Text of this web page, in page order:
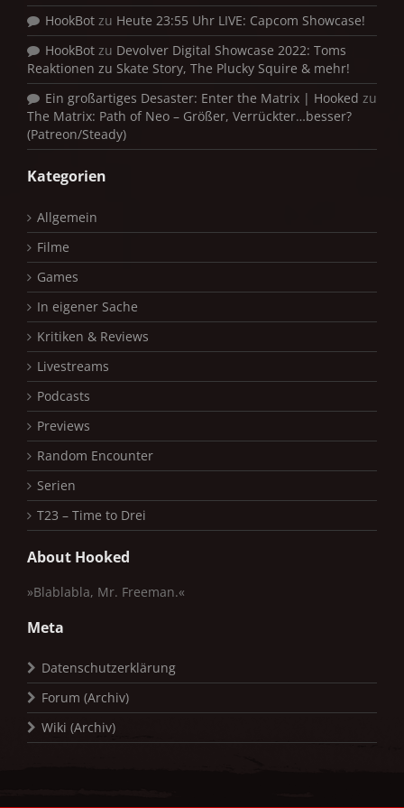
HookBot zu Heute 23:55 Uhr LIVE: Capcom Showcase!
HookBot zu Devolver Digital Showcase 2022: Toms
Reaktionen zu Skate Story, The Plucky Squire & mehr!
Ein großartiges Desaster: Enter the Matrix | Hooked zu
The Matrix: Path of Neo – Größer, Verrückter…besser?
(Patreon/Steady)
Kategorien
Allgemein
Filme
Games
In eigener Sache
Kritiken & Reviews
Livestreams
Podcasts
Previews
Random Encounter
Serien
T23 – Time to Drei
About Hooked
»Blablabla, Mr. Freeman.«
Meta
Datenschutzerklärung
Forum (Archiv)
Wiki (Archiv)